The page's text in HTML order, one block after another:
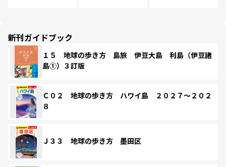
新刊ガイドブック
１５ 地球の歩き方 島旅 伊豆大島 利島（伊豆諸
島①）３訂版
Ｃ０２ 地球の歩き方 ハワイ島 ２０２７～２０２
８
Ｊ３３ 地球の歩き方 墨田区